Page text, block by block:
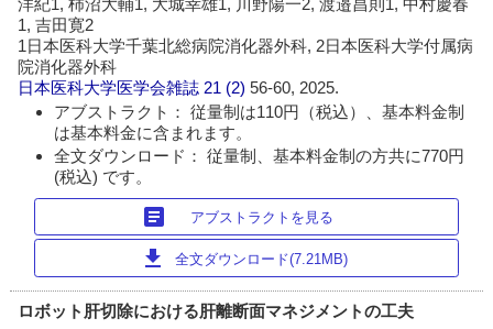
1, 吉田寛2
1日本医科大学千葉北総病院消化器外科, 2日本医科大学付属病
院消化器外科
日本医科大学医学会雑誌 21 (2)56-60, 2025.
アブストラクト： 従量制は110円（税込）、基本料金制
は基本料金に含まれます。
全文ダウンロード： 従量制、基本料金制の方共に770円
(税込) です。
article アブストラクトを見る
download 全文ダウンロード(7.21MB)
ロボット肝切除における肝離断面マネジメントの工夫